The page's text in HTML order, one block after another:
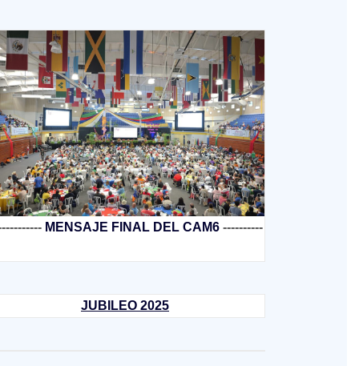
MENSAJE FINAL DEL CAM6 ----------
JUBILEO 2025